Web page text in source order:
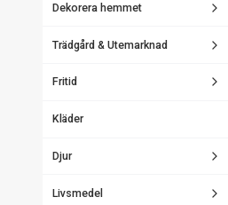
Dekorera hemmet
Trädgård & Utemarknad
Fritid
Kläder
Djur
Livsmedel